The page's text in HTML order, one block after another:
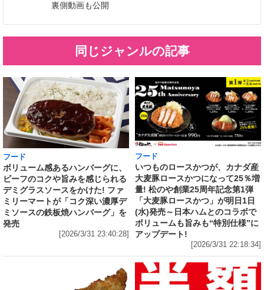
裏側動画も公開
同じジャンルの記事
フード
ボリューム感あるハンバーグに、
ビーフのコクや旨みを感じられる
デミグラスソースをかけた! ファ
ミリーマートが「コク深い濃厚デ
ミソースの鉄板焼ハンバーグ」を
発売
[2026/3/31 23:40:28]
フード
いつものロースかつが、カナダ産
大麦豚ロースかつになって25％増
量! 松のや創業25周年記念第1弾
「大麦豚ロースかつ」が明日1日
(水)発売～日本ハムとのコラボで
ボリュームも旨みも“特別仕様”に
アップデート!
[2026/3/31 22:18:34]